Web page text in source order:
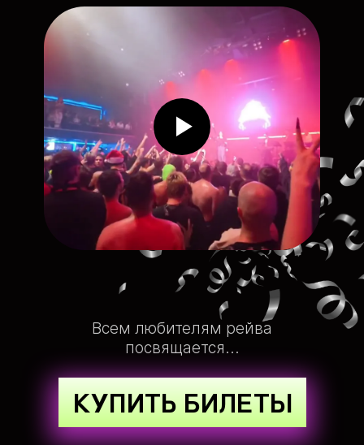
Всем любителям рейва
посвящается...
КУПИТЬ БИЛЕТЫ